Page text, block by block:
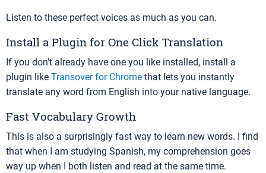
Listen to these perfect voices as much as you can.
Install a Plugin for One Click Translation
If you don’t already have one you like installed, install a
plugin like Transover for Chrome that lets you instantly
translate any word from English into your native language.
Fast Vocabulary Growth
This is also a surprisingly fast way to learn new words. I find
that when I am studying Spanish, my comprehension goes
way up when I both listen and read at the same time.